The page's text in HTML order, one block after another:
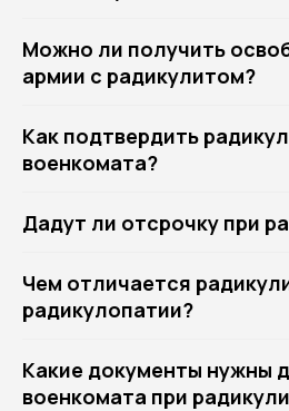
Можно ли получить
армии с радикулитом?
Как подтвердить
военкомата?
Дадут ли отсрочку при
Чем отличается
радикулопатии?
Какие документы нужны
военкомата при